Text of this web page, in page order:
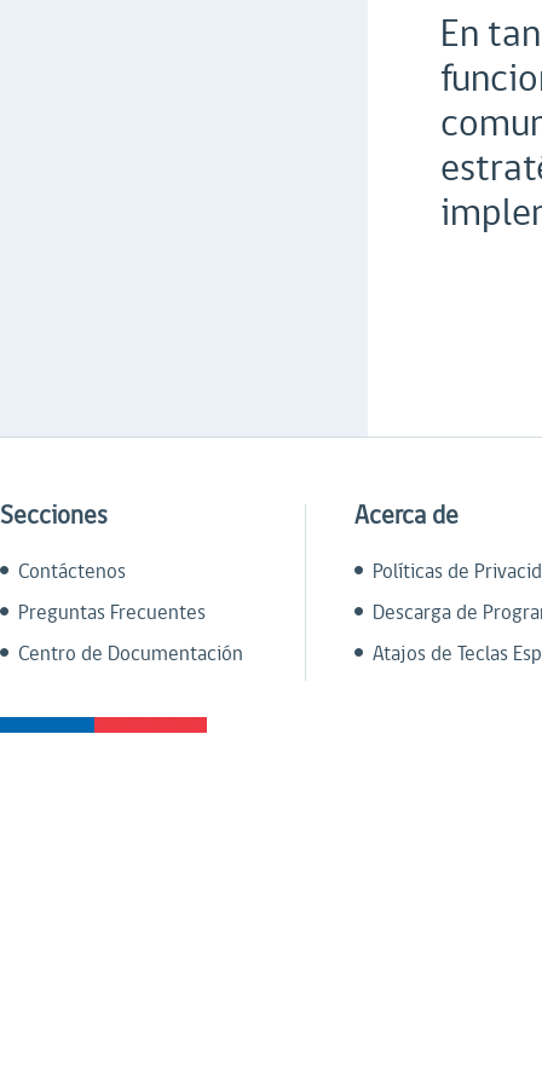
En
Secciones
Contáctenos
Preguntas Frecuentes
Centro de Documentación
Acerca de
Políticas de
Descarga de
Atajos de Teclas